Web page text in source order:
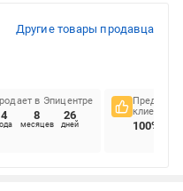
Другие товары продавца
в Эпицентре
4 8
месяцев
26
дней
клиентов
100%